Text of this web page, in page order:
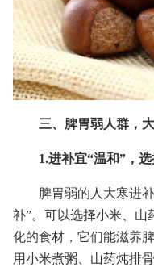
三、脾胃弱人群，
1.进补宜“温和”，
脾胃弱的人大寒进
补”。可以选择小米、山
化的食材，它们能滋养
用小米煮粥、山药炖排